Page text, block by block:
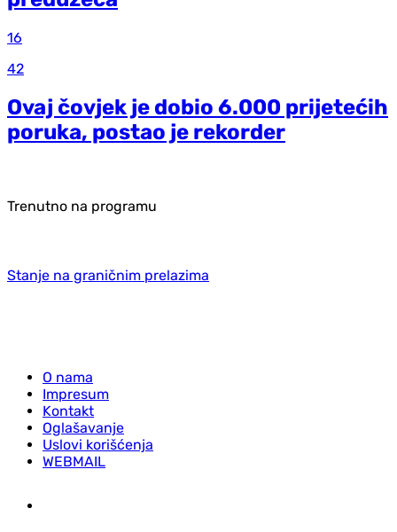
16
42
Ovaj čovjek je dobio 6.000 prijetećih
poruka, postao je rekorder
Trenutno na programu
Stanje na graničnim prelazima
O nama
Impresum
Kontakt
Oglašavanje
Uslovi korišćenja
WEBMAIL